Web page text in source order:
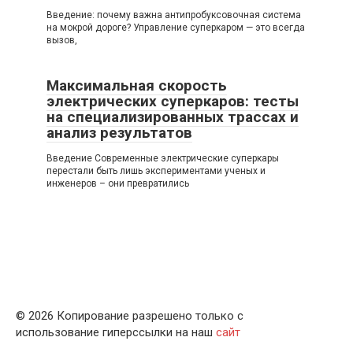
Введение: почему важна антипробуксовочная система
на мокрой дороге? Управление суперкаром — это всегда
вызов,
Максимальная скорость
электрических суперкаров: тесты
на специализированных трассах и
анализ результатов
Введение Современные электрические суперкары
перестали быть лишь экспериментами ученых и
инженеров – они превратились
© 2026 Копирование разрешено только с
использование гиперссылки на наш сайт